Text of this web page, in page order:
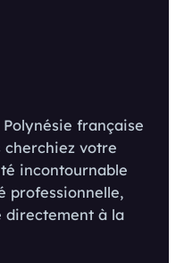
française
cherchiez votre
incontournable
professionnelle,
directement à la